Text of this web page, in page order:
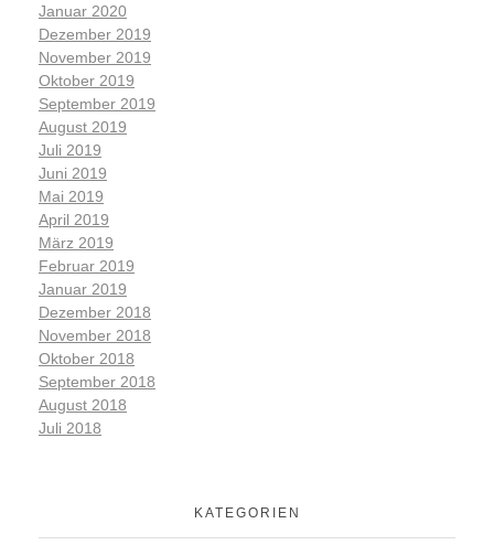
Januar 2020
Dezember 2019
November 2019
Oktober 2019
September 2019
August 2019
Juli 2019
Juni 2019
Mai 2019
April 2019
März 2019
Februar 2019
Januar 2019
Dezember 2018
November 2018
Oktober 2018
September 2018
August 2018
Juli 2018
KATEGORIEN